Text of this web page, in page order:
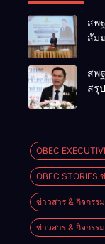
สพ
สัม
กา
กา
อย่
อบ
กร
สอ
(ต
ก.ค
สพ
สรุ
โค
โร
คุณ
ปร
เต
สู่ก
เค
OBEC
OBEC STORIES
ข่าวสาร & กิจกรร
ข่าวสาร & กิจกร